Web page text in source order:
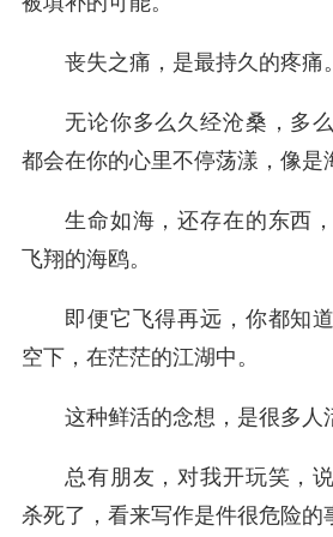
丧失之痛，是最持久的疼痛。
无论你多么久经沧桑，多
都会在你的心里不停荡漾，像是
生命如海，还存在的东西
飞翔的海鸥。
即便它飞得再远，你都知
空下，在茫茫的江湖中。
这种鲜活的念想，是很多人
总有朋友，对我开玩笑，
杀死了，看来写作是件很危险的